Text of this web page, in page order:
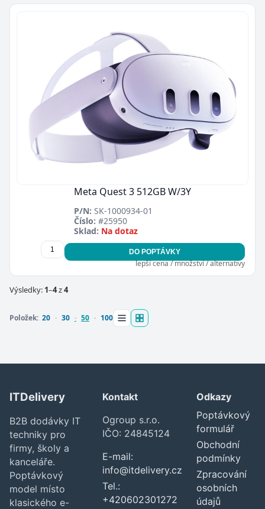
Meta Quest 3 512GB W/3Y
P/N: SK-1000934-01
Číslo: #25950
Sklad: Na dotaz
DO POPTÁVKY
lepší cena / množství / alternativy
Výsledky: 1–4z4
Položek: 20 30 50 100
ITDelivery
B2B dodávky IT
techniky pro
firmy, školy a
kanceláře.
Poptávkový
model místo
klasického e-
Kontakt
Ogroup s.r.o.
IČO: 24845124
E-mail:
info@itdelivery.cz
Tel.:
+420602301272
Odkazy
Poptávkový
formulář
Obchodní
podmínky
Zpracování
osobních
údajů